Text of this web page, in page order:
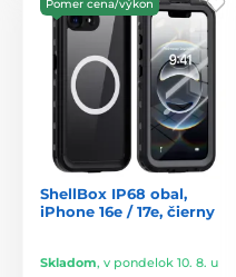
Pomer cena/výkon
ShellBox IP68 obal,
iPhone 16e / 17e, čierny
Skladom, v pondelok 10. 8. u